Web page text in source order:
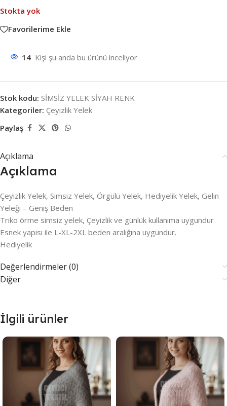
Stokta yok
Favorilerime Ekle
14 Kişi şu anda bu ürünü inceliyor
Stok kodu: SİMSİZ YELEK SİYAH RENK
Kategoriler: Çeyizlik Yelek
Paylaş
Açıklama
Açıklama
Çeyizlik Yelek, Simsiz Yelek, Örgülü Yelek, Hediyelik Yelek, Gelin
Yeleği – Geniş Beden
Triko örme simsiz yelek, Çeyizlik ve günlük kullanıma uygundur
Esnek yapısı ile L-XL-2XL beden aralığına uygundur.
Hediyelik
Değerlendirmeler (0)
Diğer
İlgili ürünler